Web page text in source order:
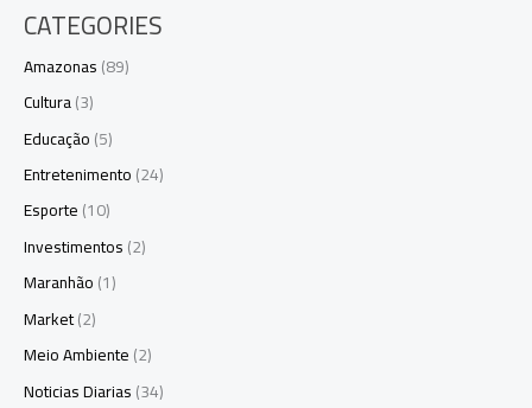
CATEGORIES
Amazonas(89)
Cultura(3)
Educação(5)
Entretenimento(24)
Esporte(10)
Investimentos(2)
Maranhão(1)
Market(2)
Meio Ambiente(2)
Noticias Diarias(34)